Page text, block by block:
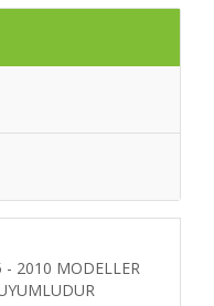
- 2010 MODELLER